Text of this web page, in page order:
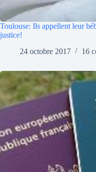
Toulouse: Ils appellent leur
justice!
24 octobre 2017
16